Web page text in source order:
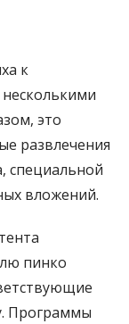
к
несколькими
это
развлечения
специальной
вложений.
пинко
Программы